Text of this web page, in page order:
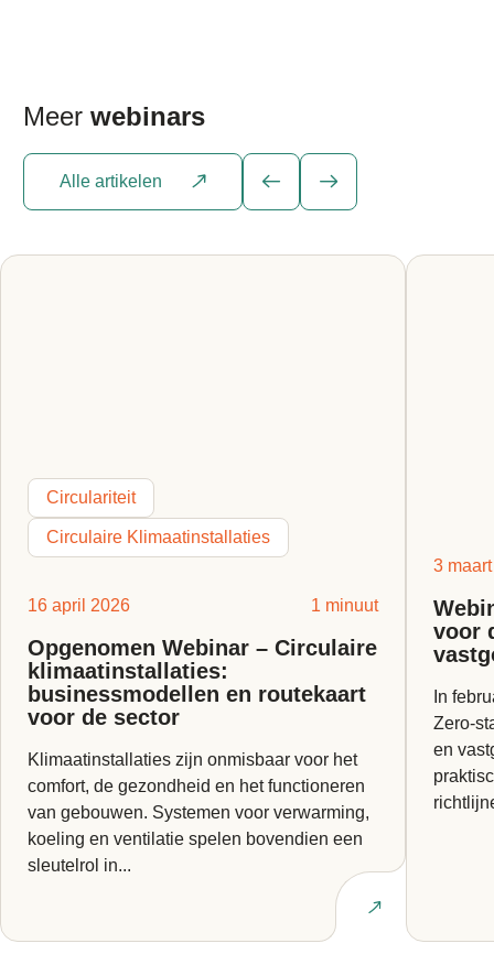
Meerwebinars
Alle artikelen
Circulariteit
Circulaire Klimaatinstallaties
16 april 2026 1 minuut
Opgenomen Webinar – Circulaire
klimaatinstallaties:
businessmodellen en routekaart
voor de sector
Klimaatinstallaties zijn onmisbaar voor het
comfort, de gezondheid en het functioneren
van gebouwen. Systemen voor verwarming,
koeling en ventilatie spelen bovendien een
sleutelrol in...
Lees artikel
3
voor
In
en